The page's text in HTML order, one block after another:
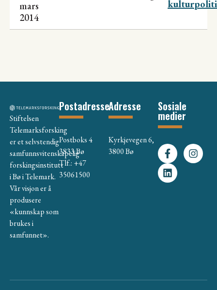
mars
2014
Stiftelsen
Telemarksforsking
er et selvstendig
samfunnsvitenskapelig
forskingsinstitutt
i Bø i Telemark.
Vår visjon er å
produsere
«kunnskap som
brukes i
samfunnet».
Postadresse
Postboks 4
3833 Bø
Tlf.: +47
35061500
Adresse
Kyrkjevegen 6,
3800 Bø
Sosiale
medier